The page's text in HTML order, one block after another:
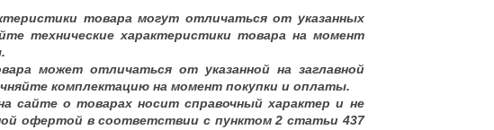
товара могут отличаться от указанных
технические характеристики товара на момент
может отличаться от указанной на заглавной
комплектацию на момент покупки и оплаты.
сайте о товарах носит справочный характер и не
офертой в соответствии с пунктом 2 статьи 437